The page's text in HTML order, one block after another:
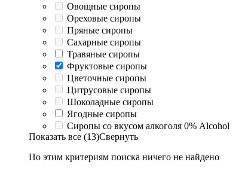
Овощные сиропы
Ореховые сиропы
Пряные сиропы
Сахарные сиропы
Травяные сиропы
Фруктовые сиропы
Цветочные сиропы
Цитрусовые сиропы
Шоколадные сиропы
Ягодные сиропы
Сиропы со вкусом алкоголя 0% Alcohol
Показать все (13)Свернуть
По этим критериям поиска ничего не найдено